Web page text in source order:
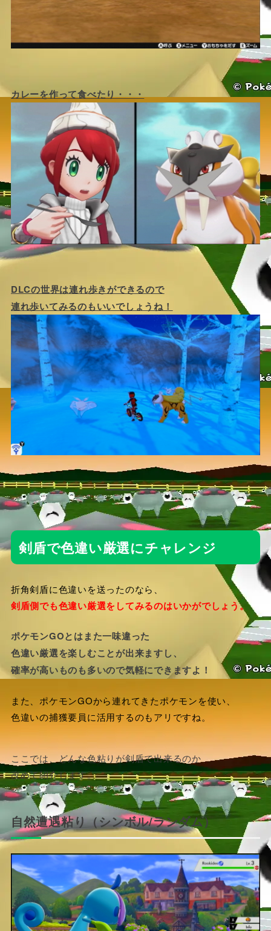
カレーを作って食べたり・・・
DLCの世界は連れ歩きができるので
連れ歩いてみるのもいいでしょうね！
剣盾で色違い厳選にチャレンジ
折角剣盾に色違いを送ったのなら、
剣盾側でも色違い厳選をしてみるのはいかがでしょう。
ポケモンGOとはまた一味違った
色違い厳選を楽しむことが出来ますし、
確率が高いものも多いので気軽にできますよ！
また、ポケモンGOから連れてきたポケモンを使い、
色違いの捕獲要員に活用するのもアリですね。
ここでは、どんな色粘りが剣盾で出来るのか
改めて紹介します。
自然遭遇粘り（シンボル/ランダム）